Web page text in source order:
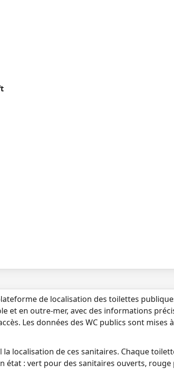
de localisation des toilettes
et en outre-mer, avec des informations
Les données des WC publics sont mises
localisation de ces sanitaires. Chaque
état : vert pour des sanitaires ouverts,